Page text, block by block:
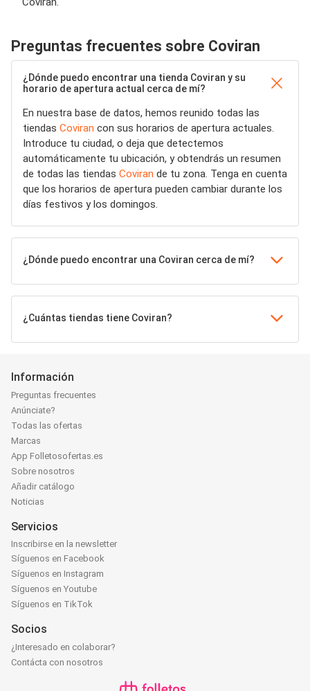
Preguntas frecuentes sobre Coviran
¿Dónde puedo encontrar una tienda Coviran y su
horario de apertura actual cerca de mí?
En nuestra base de datos, hemos reunido todas las
tiendas Coviran con sus horarios de apertura actuales.
Introduce tu ciudad, o deja que detectemos
automáticamente tu ubicación, y obtendrás un resumen
de todas las tiendas Coviran de tu zona. Tenga en cuenta
que los horarios de apertura pueden cambiar durante los
días festivos y los domingos.
¿Dónde puedo encontrar una Coviran cerca de mí?
¿Cuántas tiendas tiene Coviran?
Información
Preguntas frecuentes
Anúnciate?
Todas las ofertas
Marcas
App Folletosofertas.es
Sobre nosotros
Añadir catálogo
Noticias
Servicios
Inscribirse en la newsletter
Síguenos en Facebook
Síguenos en Instagram
Síguenos en Youtube
Síguenos en TikTok
Socios
¿Interesado en colaborar?
Contácta con nosotros